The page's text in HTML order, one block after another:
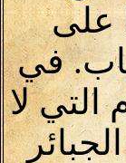
على
في
لا